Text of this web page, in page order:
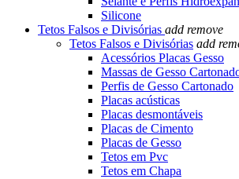
Silicone
Tetos Falsos e Divisórias add remove
Tetos Falsos e Divisórias add
Acessórios Placas Gesso
Massas de Gesso
Perfis de Gesso Cartonado
Placas acústicas
Placas desmontáveis
Placas de Cimento
Placas de Gesso
Tetos em Pvc
Tetos em Chapa